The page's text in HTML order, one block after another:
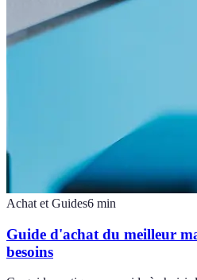
Achat et Guides6 min
Guide d'achat du meilleur
besoins